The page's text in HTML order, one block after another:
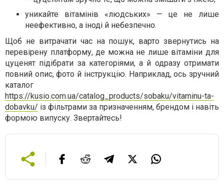
уникайте вітамінів «людських» — це не лише
неефективно, а іноді й небезпечно.
Щоб не витрачати час на пошук, варто звернутись на
перевірену платформу, де можна не лише вітаміни для
цуценят підібрати за категоріями, а й одразу отримати
повний опис, фото й інструкцію. Наприклад, ось зручний
каталог
https://kusio.com.ua/catalog_products/sobaku/vitaminu-ta-
dobavku/ із фільтрами за призначенням, брендом і навіть
формою випуску. Звертайтесь!